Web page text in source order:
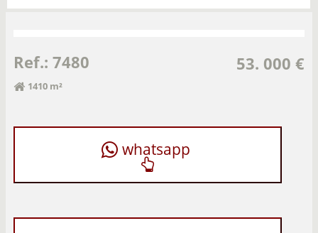
Ref.: 7480 53. 000 €
1410 m²
whatsapp